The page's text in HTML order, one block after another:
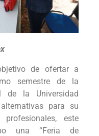
de ofertar a
semestre de la
de la Universidad
para su
este
una “Feria de